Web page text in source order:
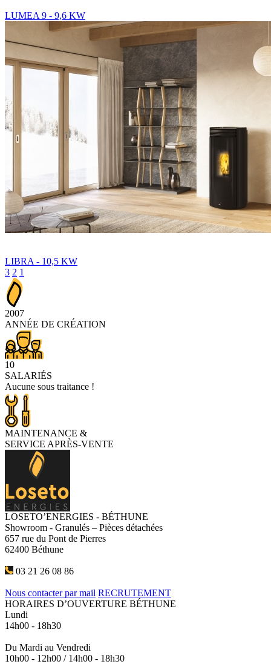
LUMEA 9 - 9,6 KW
LIBRA - 10,5 KW
3 2 1
2007
ANNÉE DE CRÉATION
10
SALARIÉS
Aucune sous traitance !
MAINTENANCE &
SERVICE APRÈS-VENTE
LOSETO’ENERGIES - BÉTHUNE
Showroom - Granulés – Pièces détachées
657 rue du Pont de Pierres
62400 Béthune
03 21 26 08 86
Nous contacter par mail RECRUTEMENT
HORAIRES D’OUVERTURE BÉTHUNE
Lundi
14h00 - 18h30
Du Mardi au Vendredi
10h00 - 12h00 / 14h00 - 18h30